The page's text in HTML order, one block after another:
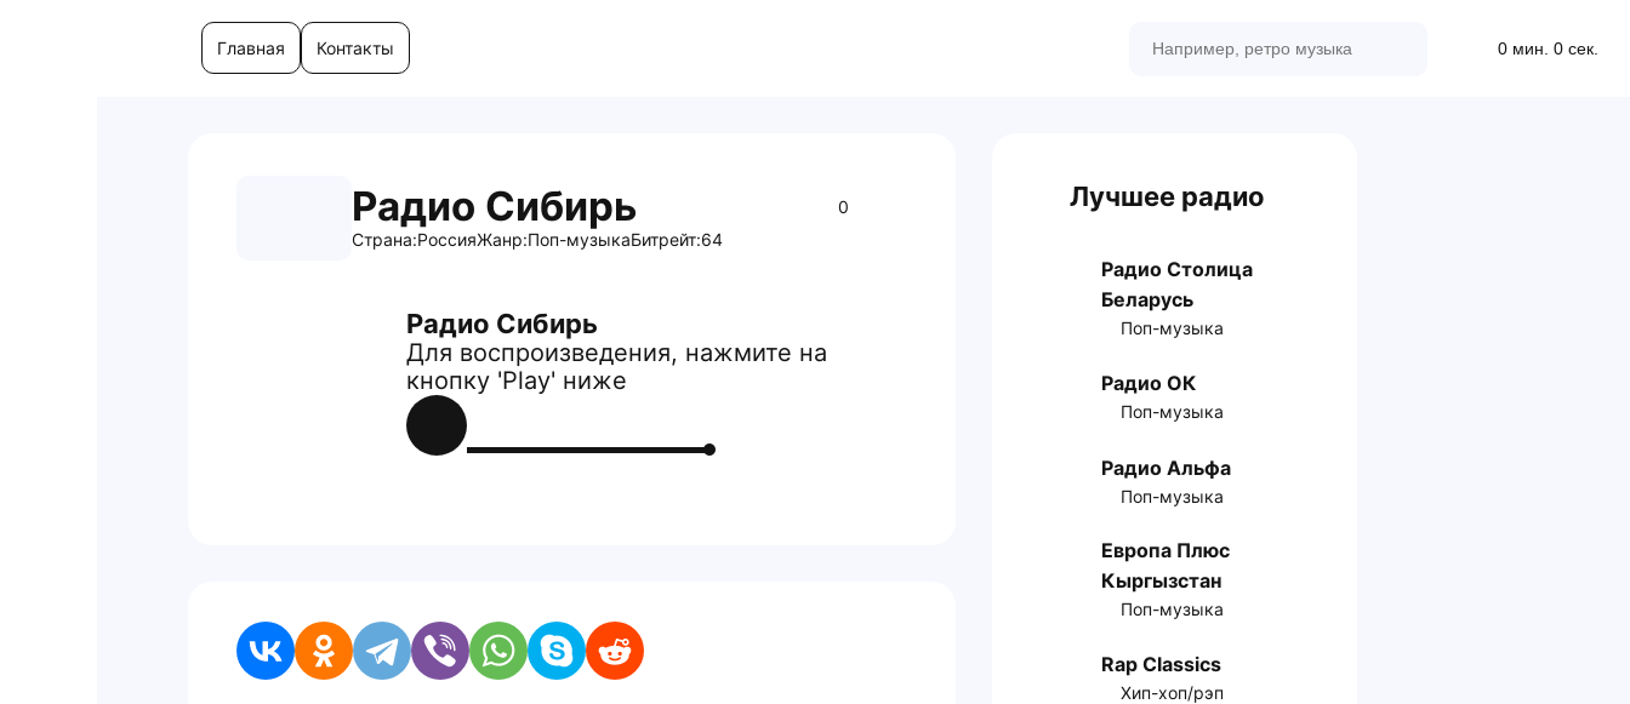
Главная Контакты 0 мин. 0 сек.
Радио Сибирь
0
Страна:РоссияЖанр:Поп-музыкаБитрейт:64
Радио Сибирь
Для воспроизведения, нажмите на
кнопку 'Play' ниже
Лучшее радио
Радио Столица
Беларусь
Поп-музыка
Радио ОК
Поп-музыка
Радио Альфа
Поп-музыка
Европа Плюс
Кыргызстан
Поп-музыка
Rap Classics
Хип-хоп/рэп